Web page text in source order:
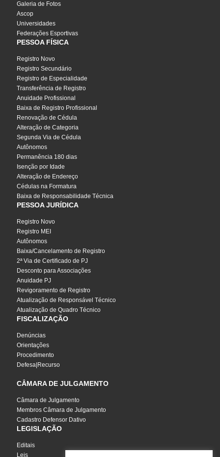
Galeria de Fotos
Ascop
Universidades
Federações Esportivas
PESSOA FÍSICA
Registro Novo
Registro Secundário
Registro de Especialidade
Transferência de Registro
Anuidade Profissional
Baixa de Registro Profissional
Renovação de Cédula
Alteração de Categoria
Segunda Via de Cédula
Autônomos
Permanência 180 dias
Isenção por Idade
Alteração de Endereço
Cédulas na Formatura
Baixa de Responsabilidade Técnica
PESSOA JURÍDICA
Registro Novo
Registro MEI
Autônomos
Baixa/Cancelamento de Registro
2ª Via de Certificado de PJ
Desconto para Associações
Anuidade PJ
Revigoramento de Registro
Atualização de Responsável Técnico
Atualização de Quadro Técnico
FISCALIZAÇÃO
Denúncias
Orientações
Procedimento
Defesa|Recurso
CÂMARA DE JULGAMENTO
Câmara de Julgamento
Membros Câmara de Julgamento
Cadastro Defensor Dativo
LEGISLAÇÃO
Editais
Leis